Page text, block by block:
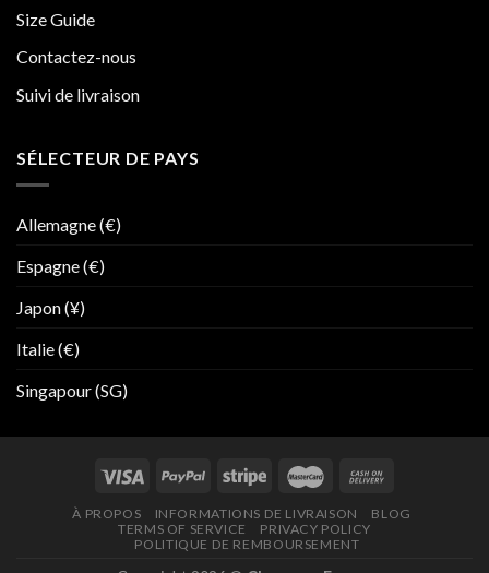
Size Guide
Contactez-nous
Suivi de livraison
SÉLECTEUR DE PAYS
Allemagne (€)
Espagne (€)
Japon (¥)
Italie (€)
Singapour (SG)
À PROPOS INFORMATIONS DE LIVRAISON
BLOG
TERMS OF SERVICE
PRIVACY POLICY
POLITIQUE DE REMBOURSEMENT